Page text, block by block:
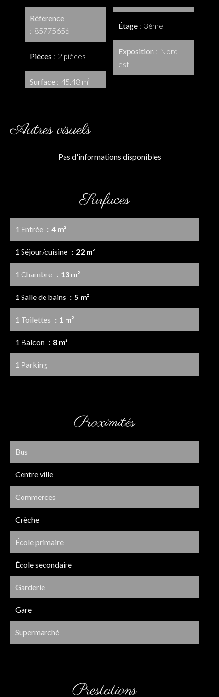
Référence
85775656
Pièces 2 pièces
Surface 45.48 m²
Étage 3ème
Exposition
Nord-
est
Autres visuels
Pas d'informations disponibles
Surfaces
1 Entrée 4 m²
1 Séjour/cuisine 22 m²
1 Chambre 13 m²
1 Salle de bains 5 m²
1 Toilettes 1 m²
1 Balcon 8 m²
1 Parking
Proximités
Bus
Centre ville
Commerces
Crèche
École primaire
École secondaire
Garderie
Gare
Supermarché
Prestations